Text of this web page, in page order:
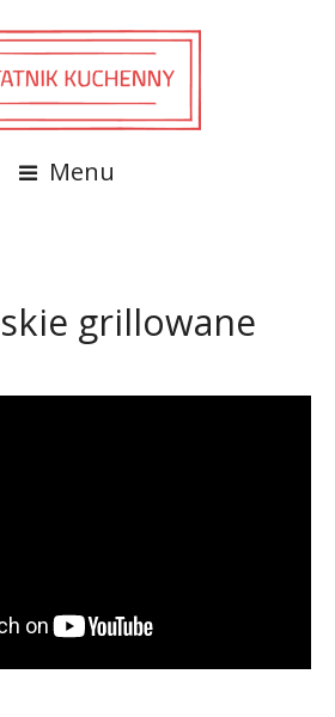
Menu
grillowane